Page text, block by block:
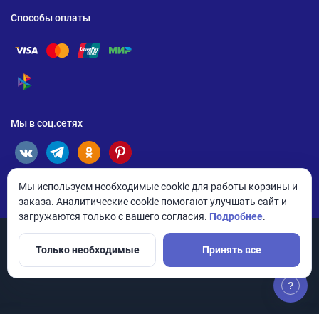
Способы оплаты
Помощь по оплате Visa
Помощь по оплате Mastercard
Помощь по оплате UnionPay
Помощь по оплате Мир
Помощь по оплате СБП
Мы в соц.сетях
© 2026 ANDPRO / ООО «АНД-Системс»
?
Мы используем необходимые cookie для работы корзины и
заказа. Аналитические cookie помогают улучшать сайт и
загружаются только с вашего согласия. Подробнее.
Только необходимые Принять все